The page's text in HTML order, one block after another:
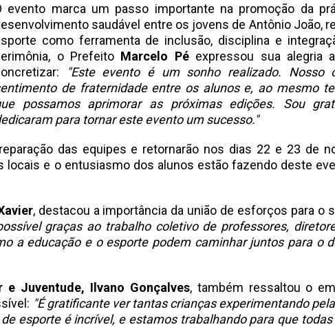
evento marca um passo importante na promoção da
saudável entre os jovens de Antônio João,
como ferramenta de inclusão, disciplina e
o Prefeito Marcelo Péexpressou sua alegria
"Este evento é um sonho realizado. Nosso
de fraternidade entre os alunos e, ao mesmo
possamos aprimorar as próximas edições. Sou
para tornar este evento um sucesso."
das equipes e retornarão nos dias 22 e 23 de
e o entusiasmo dos alunos estão fazendo deste
, destacou a importância da união de esforços para o
graças ao trabalho coletivo de professores,
a educação e o esporte podem caminhar juntos para o
Juventude, Ilvano Gonçalves, também ressaltou o
"É gratificante ver tantas crianças experimentando
esporte é incrível, e estamos trabalhando para que